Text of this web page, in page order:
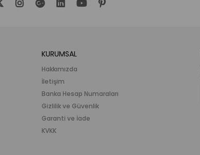
KURUMSAL
Hakkımızda
İletişim
Banka Hesap Numaraları
Gizlilik ve Güvenlik
Garanti ve İade
KVKK